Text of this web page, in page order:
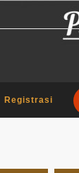
Registrasi